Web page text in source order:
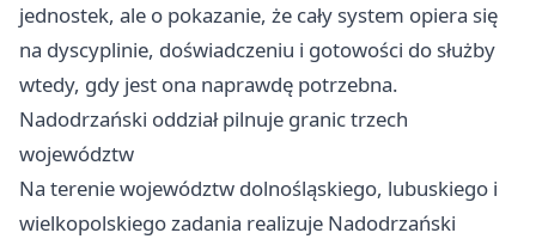
jednostek, ale o pokazanie, że cały system opiera się
na dyscyplinie, doświadczeniu i gotowości do służby
wtedy, gdy jest ona naprawdę potrzebna.
Nadodrzański oddział pilnuje granic trzech
województw
Na terenie województw dolnośląskiego, lubuskiego i
wielkopolskiego zadania realizuje Nadodrzański